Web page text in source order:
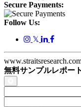
Secure Payments:
Follow Us:
𝕏
無料サンプルレポー